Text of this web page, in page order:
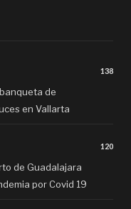
138
de
en Vallarta
120
de Guadalajara
por Covid 19